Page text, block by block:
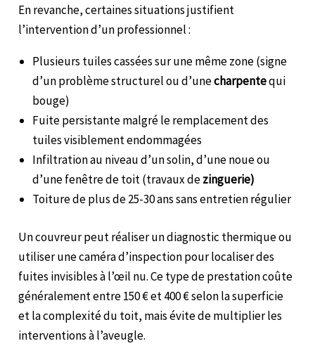
En revanche, certaines situations justifient
l’intervention d’un professionnel :
Plusieurs tuiles cassées sur une même zone (signe
d’un problème structurel ou d’unecharpentequi
bouge)
Fuite persistante malgré le remplacement des
tuiles visiblement endommagées
Infiltration au niveau d’un solin, d’une noue ou
d’une fenêtre de toit (travaux dezinguerie)
Toiture de plus de 25-30 ans sans entretien régulier
Un couvreur peut réaliser un diagnostic thermique ou
utiliser une caméra d’inspection pour localiser des
fuites invisibles à l’œil nu. Ce type de prestation coûte
généralement entre 150 € et 400 € selon la superficie
et la complexité du toit, mais évite de multiplier les
interventions à l’aveugle.